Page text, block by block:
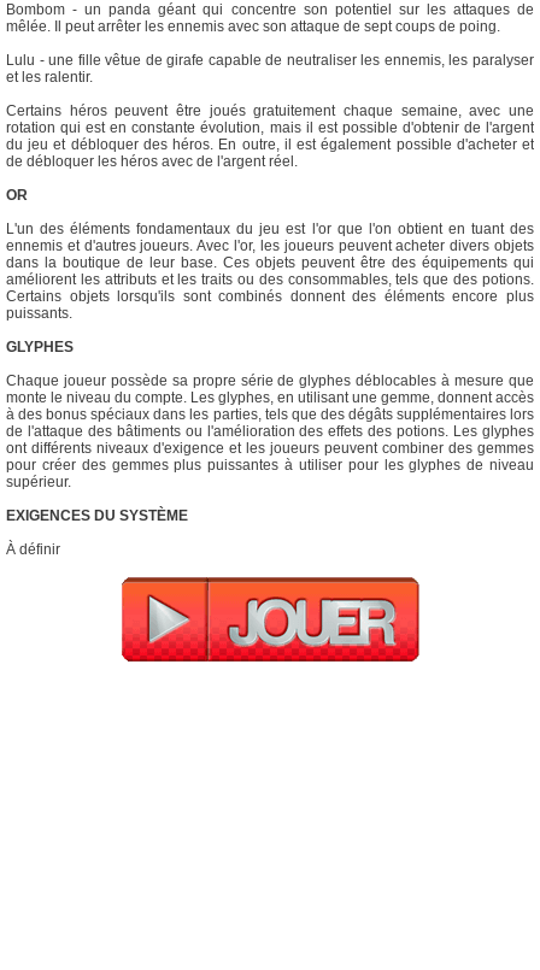
Bombom - un panda géant qui concentre son potentiel sur les attaques de
mêlée. Il peut arrêter les ennemis avec son attaque de sept coups de poing.
Lulu - une fille vêtue de girafe capable de neutraliser les ennemis, les paralyser
et les ralentir.
Certains héros peuvent être joués gratuitement chaque semaine, avec une
rotation qui est en constante évolution, mais il est possible d'obtenir de l'argent
du jeu et débloquer des héros. En outre, il est également possible d'acheter et
de débloquer les héros avec de l'argent réel.
OR
L'un des éléments fondamentaux du jeu est l'or que l'on obtient en tuant des
ennemis et d'autres joueurs. Avec l'or, les joueurs peuvent acheter divers objets
dans la boutique de leur base. Ces objets peuvent être des équipements qui
améliorent les attributs et les traits ou des consommables, tels que des potions.
Certains objets lorsqu'ils sont combinés donnent des éléments encore plus
puissants.
GLYPHES
Chaque joueur possède sa propre série de glyphes déblocables à mesure que
monte le niveau du compte. Les glyphes, en utilisant une gemme, donnent accès
à des bonus spéciaux dans les parties, tels que des dégâts supplémentaires lors
de l'attaque des bâtiments ou l'amélioration des effets des potions. Les glyphes
ont différents niveaux d'exigence et les joueurs peuvent combiner des gemmes
pour créer des gemmes plus puissantes à utiliser pour les glyphes de niveau
supérieur.
EXIGENCES DU SYSTÈME
À définir